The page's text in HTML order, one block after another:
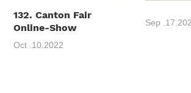
132. Canton Fair
Online-Show
Oct .10.2022
Sep